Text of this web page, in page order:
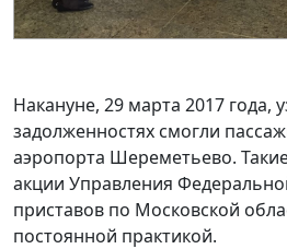
Накануне, 29 марта 2017 года,
задолженностях смогли
аэропорта Шереметьево.
акции Управления
приставов по Московской
постоянной практикой.